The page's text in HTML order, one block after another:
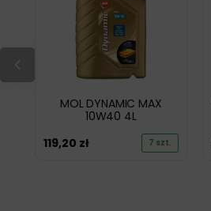
MOL DYNAMIC MAX
10W40 4L
119,20 zł 7 szt.